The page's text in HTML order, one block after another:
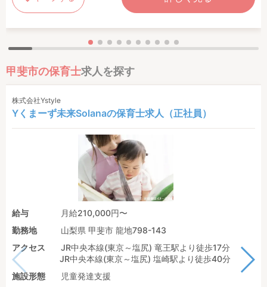
甲斐市の保育士求人を探す
株式会社Ystyle
Yくまーず未来Solanaの保育士求人（正社員）
給与
月給210,000円〜
勤務地
山梨県 甲斐市 龍地798-143
アクセス
JR中央本線(東京～塩尻) 竜王駅より徒歩17分
JR中央本線(東京～塩尻) 塩崎駅より徒歩40分
施設形態
児童発達支援